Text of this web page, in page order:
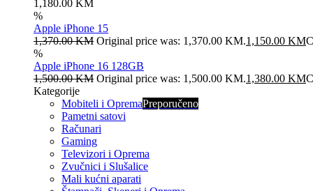
1,180.00 KM
%
Apple iPhone 15
1,370.00KM Original price was: 1,370.00 KM.1,150.00 KM
%
Apple iPhone 16 128GB
1,500.00KM Original price was: 1,500.00 KM.1,380.00 KM
Kategorije
Mobiteli i OpremaPreporučeno
Pametni satovi
Računari
Gaming
Televizori i Oprema
Zvučnici i Slušalice
Mali kućni aparati